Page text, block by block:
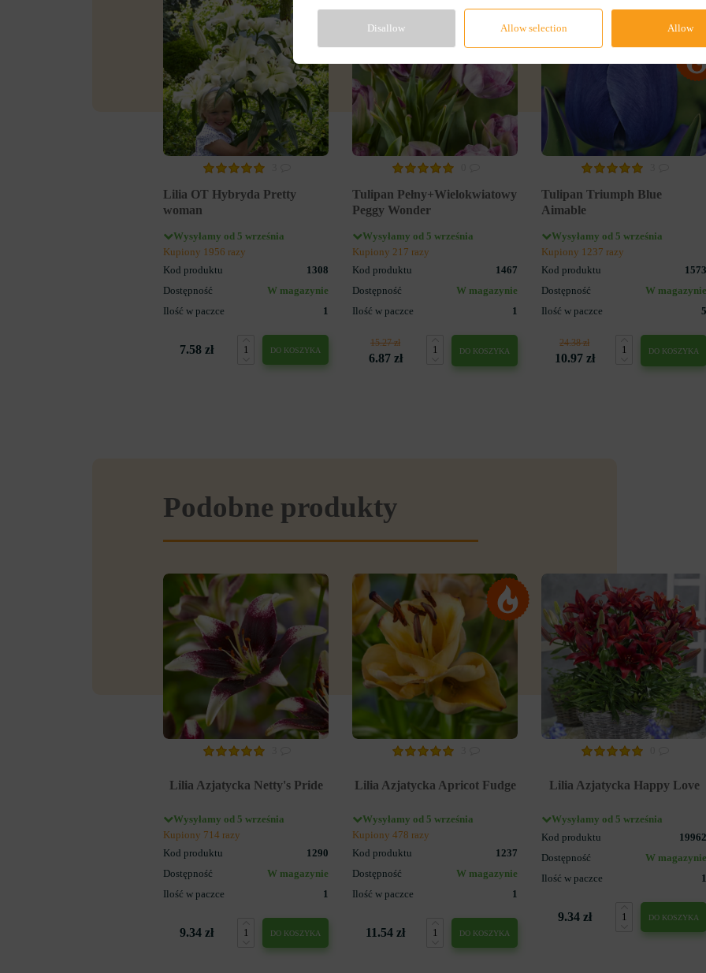
Lilia OT Hybryda Pretty
woman
Wysyłamy od 5 września
Kupiony 1956 razy
Kod produktu
1308
Dostępność
W magazynie
Ilość w paczce
1
7.58 zł DO KOSZYKA
-55%
Tulipan Pełny+Wielokwiatowy
Peggy Wonder
Wysyłamy od 5 września
Kupiony 217 razy
Kod produktu
1467
Dostępność
W magazynie
Ilość w paczce
1
15.27 zł
6.87 zł
DO KOSZYKA
-
Tulipan Triumph Blue
Aimable
Wysyłamy od 5 września
Kupiony 1237 razy
Kod produktu
1573
Dostępność
W magazynie
Ilość w paczce
5
24.38 zł
10.97 zł
DO KOSZYKA
Podobne produkty
Lilia Azjatycka Netty's Pride
Wysyłamy od 5 września
Kupiony 714 razy
Kod produktu
1290
Dostępność
W magazynie
Ilość w paczce
1
9.34 zł DO KOSZYKA
Lilia Azjatycka Apricot Fudge
Wysyłamy od 5 września
Kupiony 478 razy
Kod produktu
1237
Dostępność
W magazynie
Ilość w paczce
1
11.54 zł DO KOSZYKA
Lilia Azjatycka Happy Love
Wysyłamy od 5 września
Kod produktu
19962
Dostępność
W magazynie
Ilość w paczce
1
9.34 zł DO KOSZYKA
Disallow Allow selection Allow